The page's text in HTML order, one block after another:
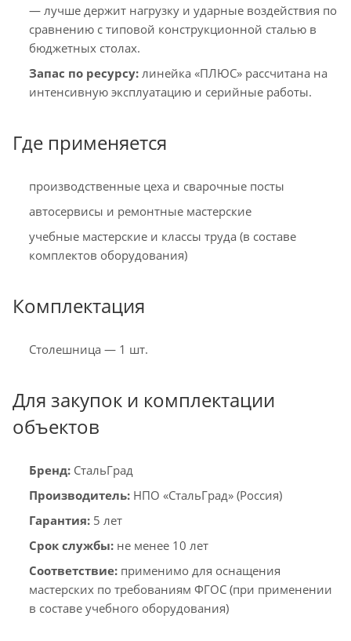
— лучше держит нагрузку и ударные воздействия по
сравнению с типовой конструкционной сталью в
бюджетных столах.
Запас по ресурсу: линейка «ПЛЮС» рассчитана на
интенсивную эксплуатацию и серийные работы.
Где применяется
производственные цеха и сварочные посты
автосервисы и ремонтные мастерские
учебные мастерские и классы труда (в составе
комплектов оборудования)
Комплектация
Столешница — 1 шт.
Для закупок и комплектации
объектов
Бренд: СтальГрад
Производитель: НПО «СтальГрад» (Россия)
Гарантия: 5 лет
Срок службы: не менее 10 лет
Соответствие: применимо для оснащения
мастерских по требованиям ФГОС (при применении
в составе учебного оборудования)